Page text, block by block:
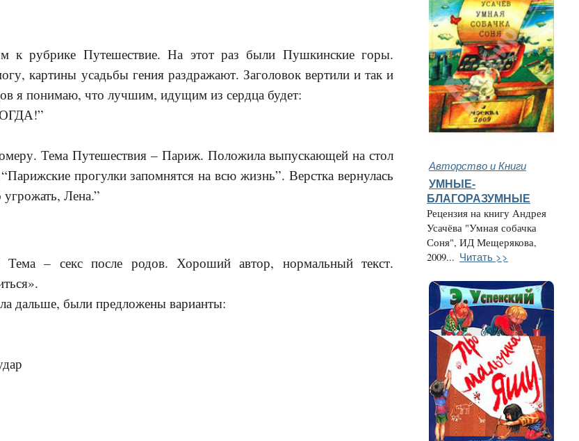
к рубрике Путешествие. На этот раз были Пушкинские горы.
картины усадьбы гения раздражают. Заголовок вертили и так и
я понимаю, что лучшим, идущим из сердца будет:
Тема Путешествия – Париж. Положила выпускающей на стол
прогулки запомнятся на всю жизнь”. Верстка вернулась
Лена.”
Тема – секс после родов. Хороший автор, нормальный текст.
дальше, были предложены варианты:
Авторство и Книги
УМНЫЕ-
БЛАГОРАЗУМНЫЕ
Рецензия на книгу Андрея
Усачёва "Умная собачка
Соня", ИД Мещерякова,
2009... Читать >>